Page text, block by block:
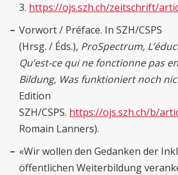
3. https://ojs.szh.ch/zeitschrift/
Vorwort / Préface. In SZH/CSPS
(Hrsg. / Éds.), ProSpectrum,
Qu’est-ce qui ne fonctionne pas
Bildung, Was funktioniert noch
Edition
SZH/CSPS. https://ojs.szh.ch/b/
Romain Lanners).
«Wir wollen den Gedanken der
öffentlichen Weiterbildung